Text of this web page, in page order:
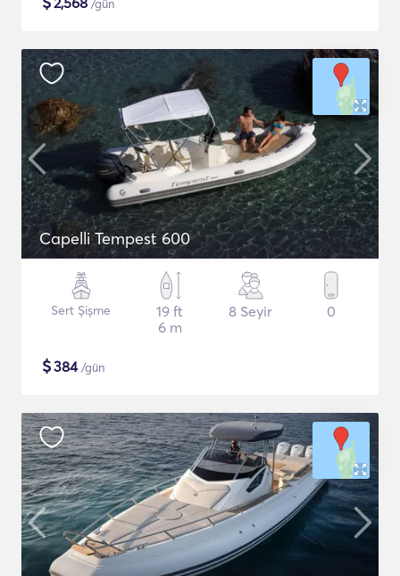
/gün
Capelli Tempest 600
Sert Şişme
19 ft
6 m
8 Seyir 0
$384/gün